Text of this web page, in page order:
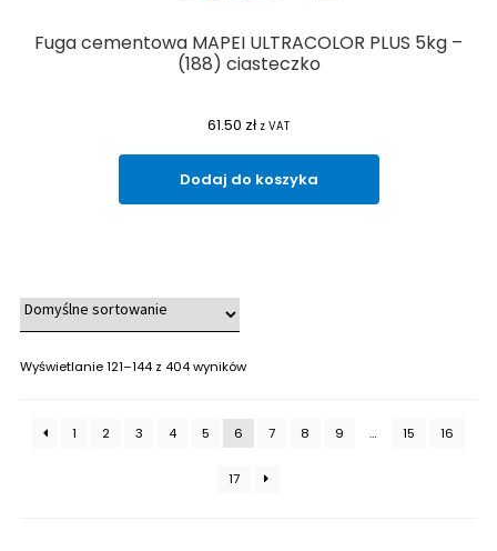
Fuga cementowa MAPEI ULTRACOLOR PLUS 5kg –
(188) ciasteczko
61.50 zł z VAT
Dodaj do koszyka
Wyświetlanie 121–144 z 404 wyników
1 2 3 4 5 6 7 8 9 … 15 16
17